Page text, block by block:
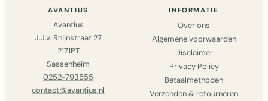
AVANTIUS
Avantius
J.J.v. Rhijnstraat 27
2171PT
Sassenheim
0252-793555
contact@avantius.nl
INFORMATIE
Over ons
Algemene voorwaarden
Disclaimer
Privacy Policy
Betaalmethoden
Verzenden & retourneren